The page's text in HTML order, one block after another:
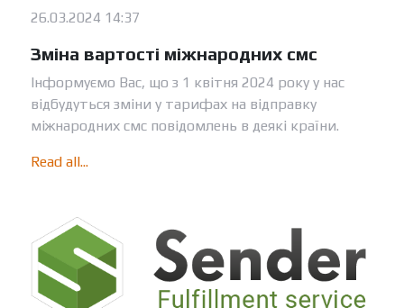
26.03.2024 14:37
Зміна вартості міжнародних смс
Інформуємо Вас, що з 1 квітня 2024 року у нас
відбудуться зміни у тарифах на відправку
міжнародних смс повідомлень в деякі країни.
Read all...